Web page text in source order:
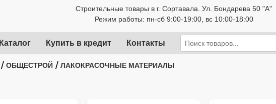
Строительные товары в г. Сортавала. Ул. Бондарева 50 "А"
Режим работы: пн-сб 9:00-19:00, вс 10:00-18:00
Каталог Купить в кредит Контакты
/ ОБЩЕСТРОЙ / ЛАКОКРАСОЧНЫЕ МАТЕРИАЛЫ